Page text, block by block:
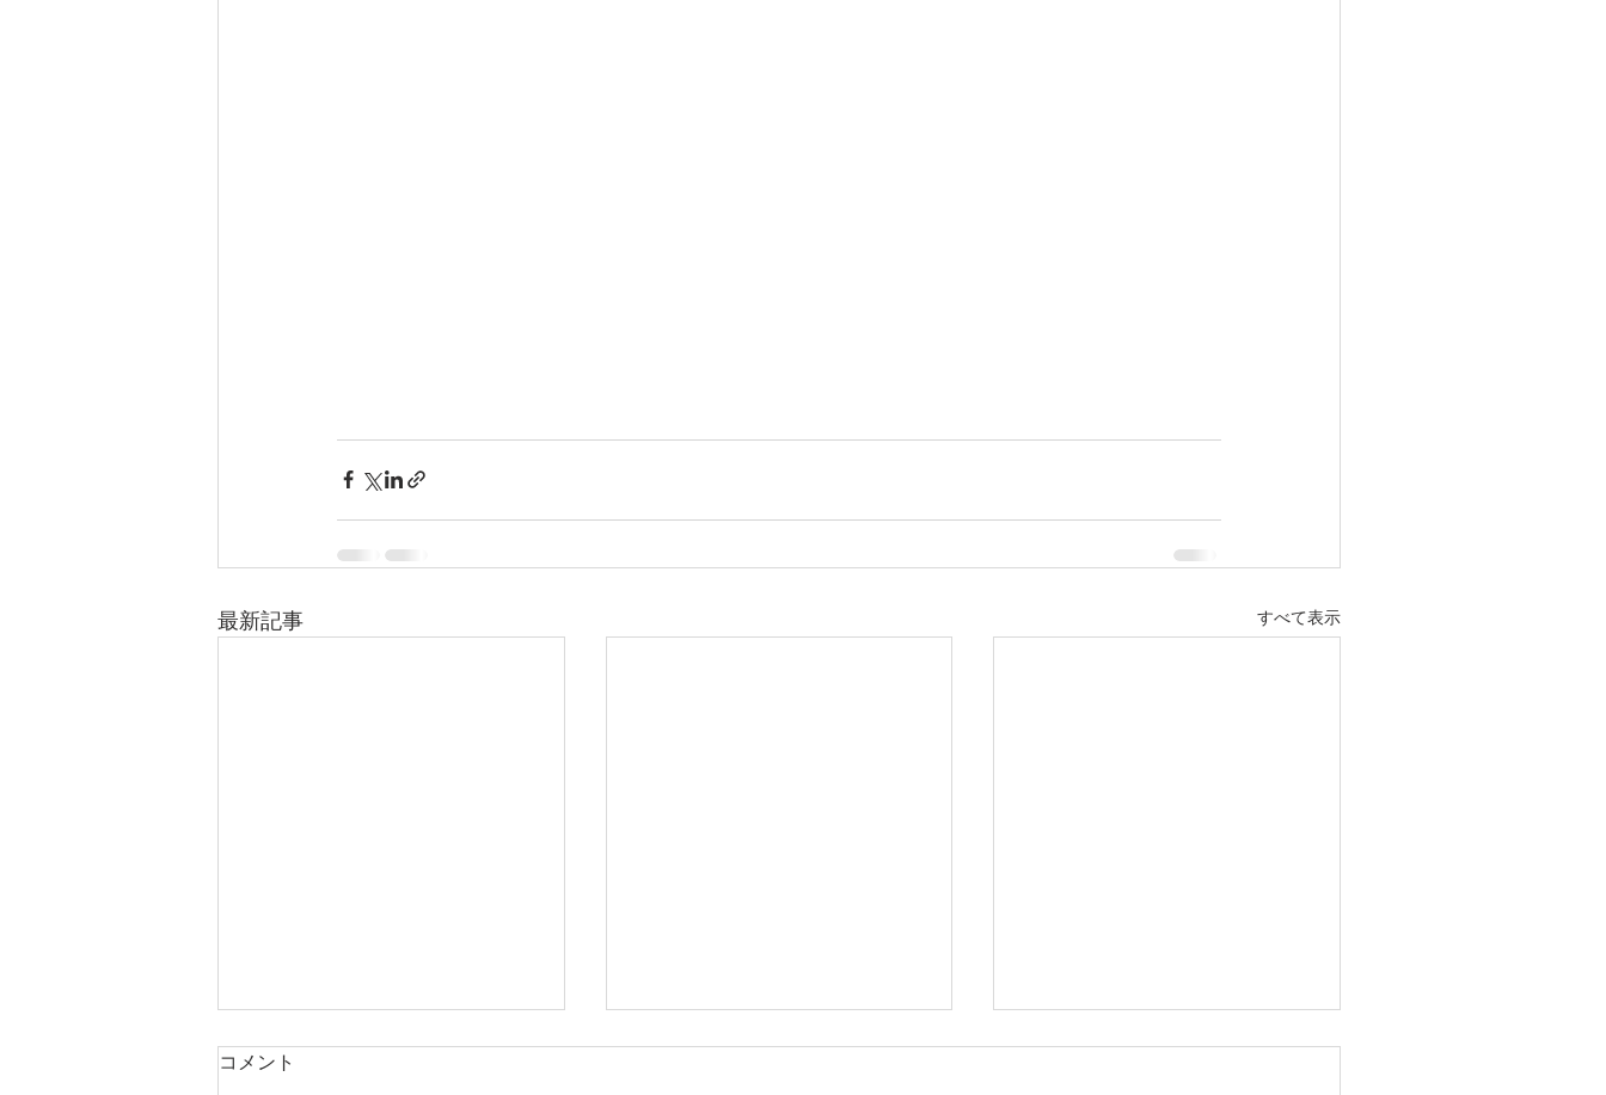
最新記事 すべて表示
コメント